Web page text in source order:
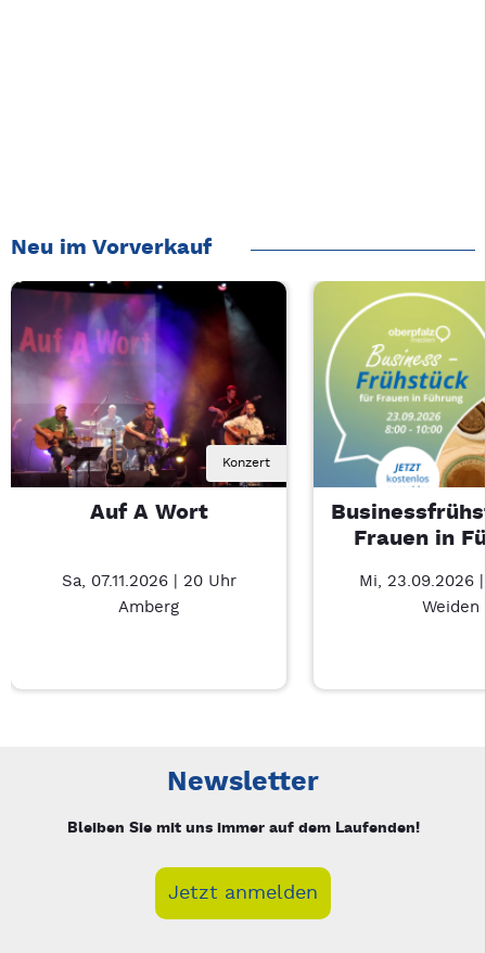
Neu im Vorverkauf
Konzert
Auf A Wort
Sa, 07.11.2026 | 20 Uhr
Amberg
Frauen in
Mi, 23.09.2026
Weiden
Newsletter
Bleiben Sie mit uns immer auf dem Laufenden!
Jetzt anmelden